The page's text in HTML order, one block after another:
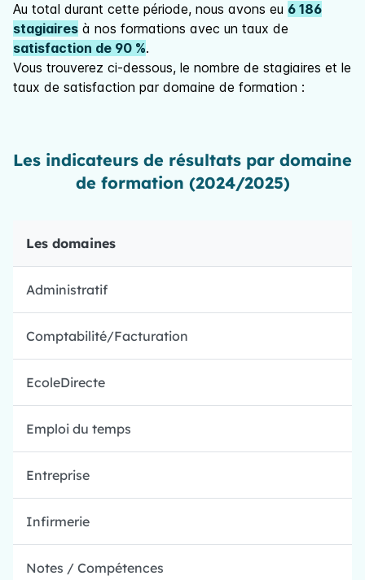
Au total durant cette période, nous avons eu 6 186
stagiaires à nos formations avec un taux de
satisfaction de 90 %.
Vous trouverez ci-dessous, le nombre de stagiaires et le
taux de satisfaction par domaine de formation :
Les indicateurs de résultats par domaine
de formation (2024/2025)
Les domaines
Administratif
Comptabilité/Facturation
EcoleDirecte
Emploi du temps
Entreprise
Infirmerie
Notes / Compétences